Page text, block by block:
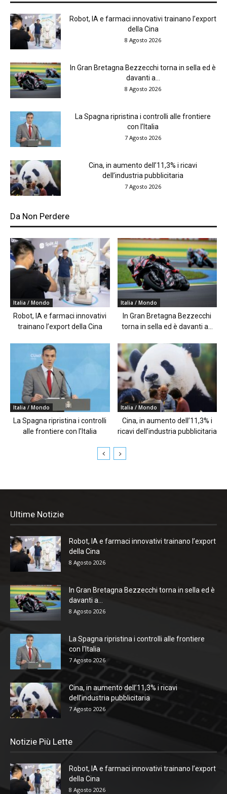
Robot, IA e farmaci innovativi trainano l’export
della Cina
8 Agosto 2026
In Gran Bretagna Bezzecchi torna in sella ed è
davanti a...
8 Agosto 2026
La Spagna ripristina i controlli alle frontiere
con l’Italia
7 Agosto 2026
Cina, in aumento dell’11,3% i ricavi
dell’industria pubblicitaria
7 Agosto 2026
Da Non Perdere
Italia / Mondo
Robot, IA e farmaci innovativi
trainano l’export della Cina
Italia / Mondo
In Gran Bretagna Bezzecchi
torna in sella ed è davanti a...
Italia / Mondo
La Spagna ripristina i controlli
alle frontiere con l’Italia
Italia / Mondo
Cina, in aumento dell’11,3% i
ricavi dell’industria pubblicitaria
Ultime Notizie
Robot, IA e farmaci innovativi trainano l’export
della Cina
8 Agosto 2026
In Gran Bretagna Bezzecchi torna in sella ed è
davanti a...
8 Agosto 2026
La Spagna ripristina i controlli alle frontiere
con l’Italia
7 Agosto 2026
Cina, in aumento dell’11,3% i ricavi
dell’industria pubblicitaria
7 Agosto 2026
Notizie Più Lette
Robot, IA e farmaci innovativi trainano l’export
della Cina
8 Agosto 2026